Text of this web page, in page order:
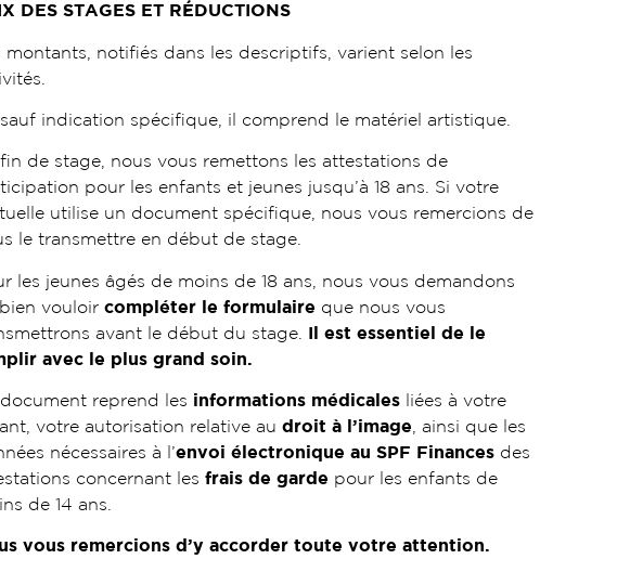
DES STAGES ET RÉDUCTIONS
montants, notifiés dans les descriptifs, varient selon les
indication spécifique, il comprend le matériel artistique.
de stage, nous vous remettons les attestations de
pour les enfants et jeunes jusqu’à 18 ans. Si votre
utilise un document spécifique, nous vous remercions de
le transmettre en début de stage.
les jeunes âgés de moins de 18 ans, nous vous demandons
vouloir compléter le formulaire que nous vous
avant le début du stage. Il est essentiel de le
avec le plus grand soin.
reprend les informations médicales liées à votre
votre autorisation relative au droit à l’image , ainsi que les
nécessaires à l’envoi électronique au SPF Finances des
concernant les frais de garde pour les enfants de
de 14 ans.
vous remercions d’y accorder toute votre attention.